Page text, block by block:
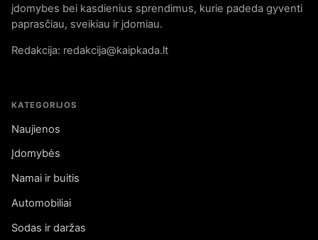
įdomybes bei kasdienius sprendimus, kurie padeda gyventi
paprasčiau, sveikiau ir įdomiau.
Redakcija: redakcija@kaipkada.lt
KATEGORIJOS
Naujienos
Įdomybės
Namai ir buitis
Automobiliai
Sodas ir daržas